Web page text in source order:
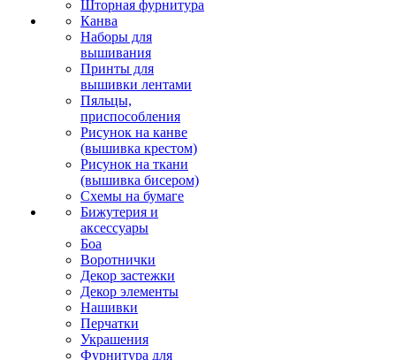
Шторная фурнитура
Канва
Наборы для
вышивания
Принты для
вышивки лентами
Пяльцы,
приспособления
Рисунок на канве
(вышивка крестом)
Рисунок на ткани
(вышивка бисером)
Схемы на бумаге
Бижутерия и
аксессуары
Боа
Воротнички
Декор застежки
Декор элементы
Нашивки
Перчатки
Украшения
Фурнитура для